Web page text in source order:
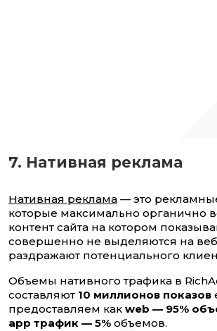
7. Нативная реклама
Нативная реклама — это
которые максимально органично
контент сайта на котором
совершенно не выделяются на
раздражают потенциального
Объемы нативного трафика в
составляют 10 миллионов показов
предоставляем как web — 95%
app трафик — 5% объемов.